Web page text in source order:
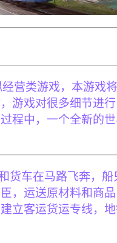
经营类游戏，本游
游戏对很多细节进
程中，一个全新的
车在马路飞奔，
，运送原材料和商
立客运货运专线，